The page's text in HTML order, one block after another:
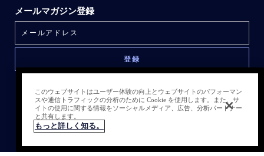
メールマガジン登録
このウェブサイトはユーザー体験の向上とウェブサイトのパフォーマン
スや通信トラフィックの分析のために Cookie を使用します。また、サ
イトの使用に関する情報をソーシャルメディア、広告、分析パートナー
と共有します。
もっと詳しく知る。